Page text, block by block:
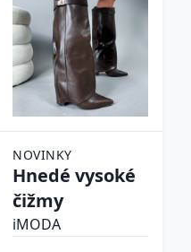
NOVINKY
Hnedé vysoké
čižmy
iMODA